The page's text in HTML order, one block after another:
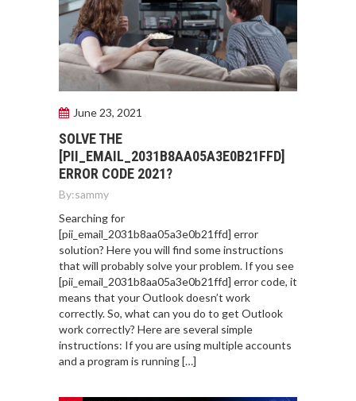
June 23, 2021
SOLVE THE
[PII_EMAIL_2031B8AA05A3E0B21FFD]
ERROR CODE 2021?
By:sammy
Searching for
[pii_email_2031b8aa05a3e0b21ffd] error
solution? Here you will find some instructions
that will probably solve your problem. If you see
[pii_email_2031b8aa05a3e0b21ffd] error code, it
means that your Outlook doesn’t work
correctly. So, what can you do to get Outlook
work correctly? Here are several simple
instructions: If you are using multiple accounts
and a program is running […]